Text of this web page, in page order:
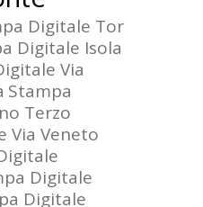
Digitale Tor
Digitale Isola
Via
Stampa
Terzo
Via Veneto
Digitale
Digitale